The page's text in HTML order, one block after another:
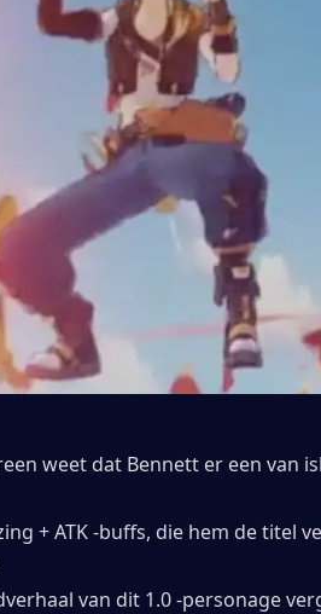
weet dat Bennett er een van is
+ ATK -buffs, die hem de titel
van dit 1.0 -personage